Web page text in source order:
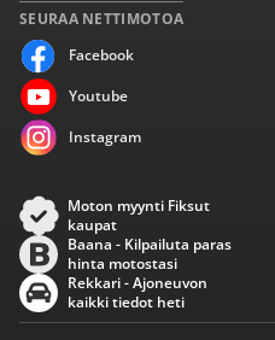
SEURAA NETTIMOTOA
Facebook
Youtube
Instagram
Moton myynti Fiksut
kaupat
Baana - Kilpailuta paras
hinta motostasi
Rekkari - Ajoneuvon
kaikki tiedot heti